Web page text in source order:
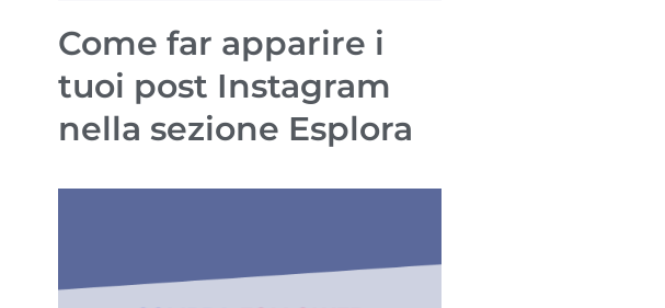
Come far apparire i
tuoi post Instagram
nella sezione Esplora